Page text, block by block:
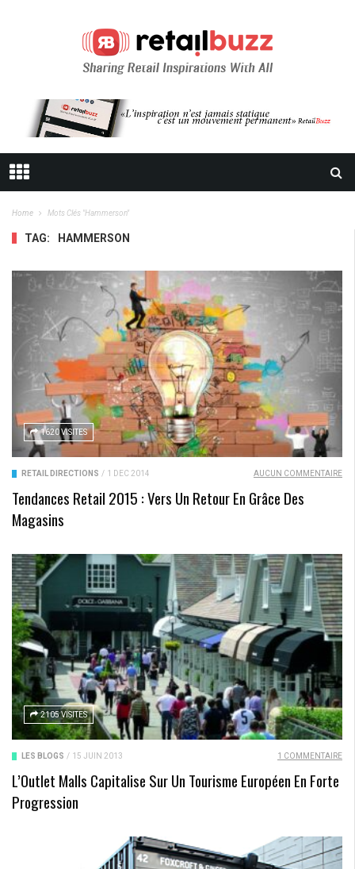
Home Mots Clés "hammerson"
TAG: HAMMERSON
1620 VISITES
RETAIL DIRECTIONS / 1 DÉC 2014 AUCUN COMMENTAIRE
Tendances Retail 2015 : Vers Un Retour En Grâce Des
Magasins
2105 VISITES
LES BLOGS / 15 JUIN 2013 1 COMMENTAIRE
L’Outlet Malls Capitalise Sur Un Tourisme Européen En Forte
Progression